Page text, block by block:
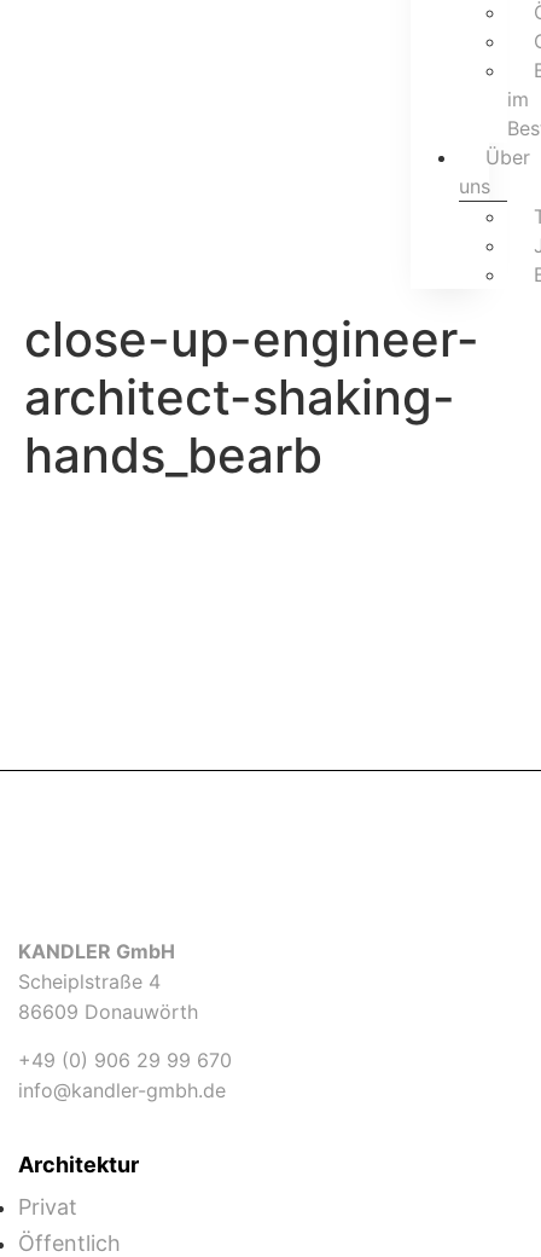
im
Über
uns
close-up-engineer-
architect-shaking-
hands_bearb
KANDLER GmbH
Scheiplstraße 4
86609 Donauwörth
+49 (0) 906 29 99 670
info@kandler-gmbh.de
Architektur
Privat
Öffentlich